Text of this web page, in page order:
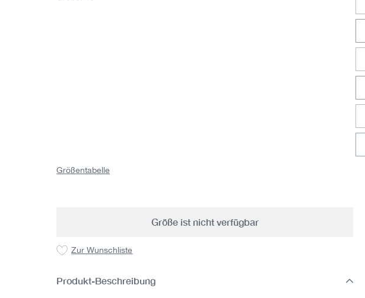
Größentabelle
Größe ist nicht verfügbar
Zur Wunschliste
Produkt-Beschreibung